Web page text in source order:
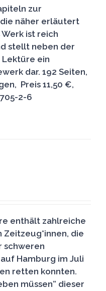
zur
näher erläutert
ist reich
stellt neben der
Lektüre ein
dar. 192 Seiten,
Preis 11,50 €,
2-6
enthält zahlreiche
Zeitzeug*innen, die
schweren
Hamburg im Juli
retten konnten.
müssen” dieser